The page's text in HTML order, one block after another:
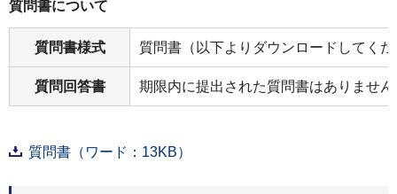
質問書について
質問書様式 質問書（以下よりダウンロードしてく
質問回答書 期限内に提出された質問書はありませ
質問書（ワード：13KB）